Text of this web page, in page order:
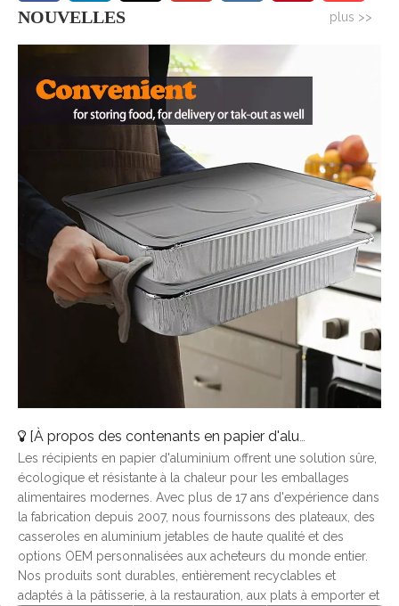
NOUVELLES plus >>
[À propos des contenants en papier d'aluminium
Les récipients en papier d'aluminium offrent une solution sûre,
écologique et résistante à la chaleur pour les emballages
alimentaires modernes. Avec plus de 17 ans d'expérience dans
la fabrication depuis 2007, nous fournissons des plateaux, des
casseroles en aluminium jetables de haute qualité et des
options OEM personnalisées aux acheteurs du monde entier.
Nos produits sont durables, entièrement recyclables et
adaptés à la pâtisserie, à la restauration, aux plats à emporter et